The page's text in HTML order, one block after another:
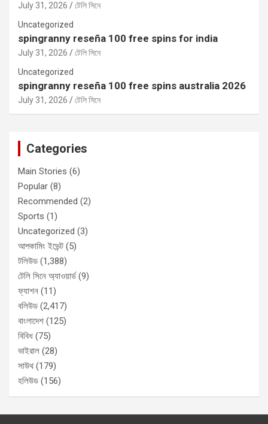
July 31, 2026
টেলি সিনে
Uncategorized
spingranny reseña 100 free spins for india
July 31, 2026
টেলি সিনে
Uncategorized
spingranny reseña 100 free spins australia 2026
July 31, 2026 টেলি সিনে
Categories
Main Stories (6)
Popular (8)
Recommended (2)
Sports (1)
Uncategorized (3)
আপকামিং ইভেন্ট (5)
টলিউড (1,388)
টেলি সিনে অ্যাওয়ার্ড(9)
ফ্যাশন (11)
বলিউড (2,417)
বাংলাদেশ (125)
বিবিধ (75)
ভাইরাল (28)
সাউথ (179)
হলিউড (156)